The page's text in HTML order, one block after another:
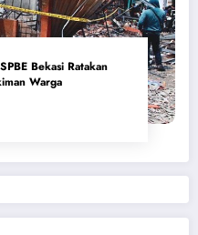
Bekasi Ratakan
Warga